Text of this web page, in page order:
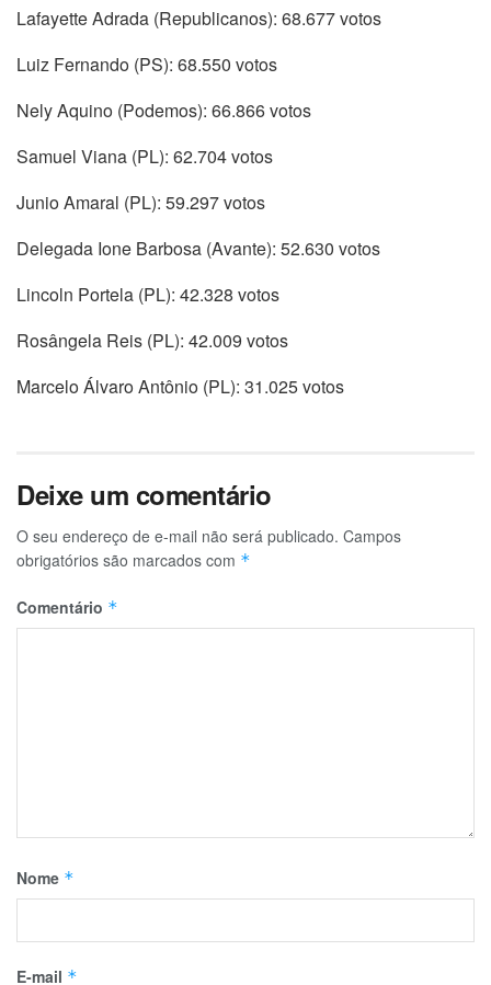
Lafayette Adrada (Republicanos): 68.677 votos
Luiz Fernando (PS): 68.550 votos
Nely Aquino (Podemos): 66.866 votos
Samuel Viana (PL): 62.704 votos
Junio Amaral (PL): 59.297 votos
Delegada Ione Barbosa (Avante): 52.630 votos
Lincoln Portela (PL): 42.328 votos
Rosângela Reis (PL): 42.009 votos
Marcelo Álvaro Antônio (PL): 31.025 votos
Deixe um comentário
O seu endereço de e-mail não será publicado. Campos
obrigatórios são marcados com *
Comentário *
Nome *
E-mail *